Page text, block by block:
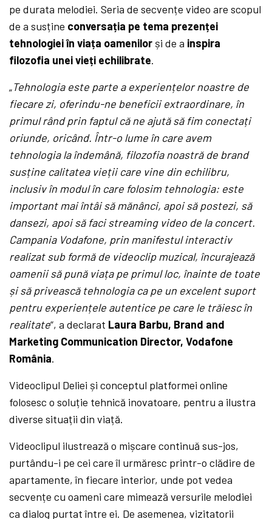
pe durata melodiei. Seria de secvențe video are scopul
de a susține conversația pe tema prezenței
tehnologiei în viața oamenilor și de a inspira
filozofia unei vieți echilibrate.
„Tehnologia este parte a experiențelor noastre de
fiecare zi, oferindu-ne beneficii extraordinare, în
primul rând prin faptul că ne ajută să fim conectați
oriunde, oricând. Într-o lume în care avem
tehnologia la îndemână, filozofia noastră de brand
susține calitatea vieții care vine din echilibru,
inclusiv în modul în care folosim tehnologia: este
important mai întâi să mănânci, apoi să postezi, să
dansezi, apoi să faci streaming video de la concert.
Campania Vodafone, prin manifestul interactiv
realizat sub formă de videoclip muzical, încurajează
oamenii să pună viața pe primul loc, înainte de toate
și să privească tehnologia ca pe un excelent suport
pentru experiențele autentice pe care le trăiesc în
realitate“, a declarat Laura Barbu, Brand and
Marketing Communication Director, Vodafone
România.
Videoclipul Deliei și conceptul platformei online
folosesc o soluție tehnică inovatoare, pentru a ilustra
diverse situații din viață.
Videoclipul ilustrează o mișcare continuă sus-jos,
purtându-i pe cei care îl urmăresc printr-o clădire de
apartamente, în fiecare interior, unde pot vedea
secvențe cu oameni care mimează versurile melodiei
ca dialog purtat între ei. De asemenea, vizitatorii